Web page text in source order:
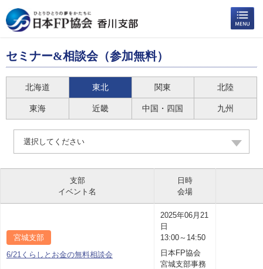
セミナー&相談会（参加無料）
北海道 東北 関東 北陸
東海 近畿 中国・四国 九州
選択してください
支部
イベント名
日時
会場
宮城支部
6/21くらしとお金の無料相談会
2025年06月21
日
13:00～14:50
日本FP協会
宮城支部事務